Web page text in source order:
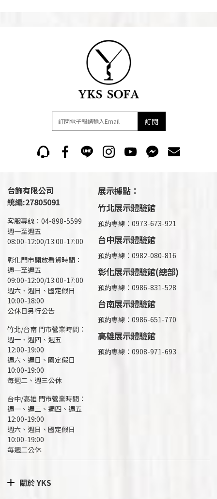
訂閱
台飾有限公司
統編:27805091
客服專線：04-898-5599
週一至週五
08:00-12:00/13:00-17:00
彰化門市開放看貨時間：
週一至週五
09:00-12:00/13:00-17:00
週六、週日、國定假日
10:00-18:00
公休日另行公告
竹北/台南 門市營業時間：
週一、週四、週五
12:00-19:00
週六、週日、國定假日
10:00-19:00
每週二、週三公休
台中/高雄 門市營業時間：
週一、週三、週四、週五
12:00-19:00
週六、週日、國定假日
10:00-19:00
每週二公休
展示據點：
竹北展示體驗館
預約專線：0973-673-921
台中展示體驗館
預約專線：0982-080-816
彰化展示體驗館(總部)
預約專線： 0986-831-528
台南展示體驗館
預約專線：0986-651-770
高雄展示體驗館
預約專線： 0908-971-693
關於 YKS